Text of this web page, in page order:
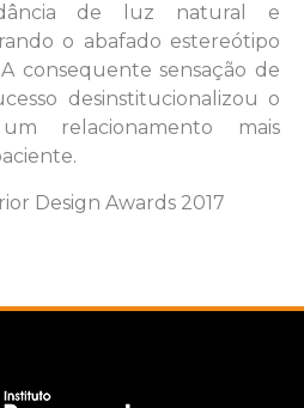
de luz natural e
o abafado estereótipo
consequente sensação de
desinstitucionalizou o
relacionamento mais
Design Awards 2017